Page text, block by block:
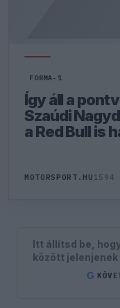
FORMA-1
Így áll a
Szaúdi
a Red Bull is
MOTORSPORT.HU 1594
Itt állítsd be,
között jelenjenek
G